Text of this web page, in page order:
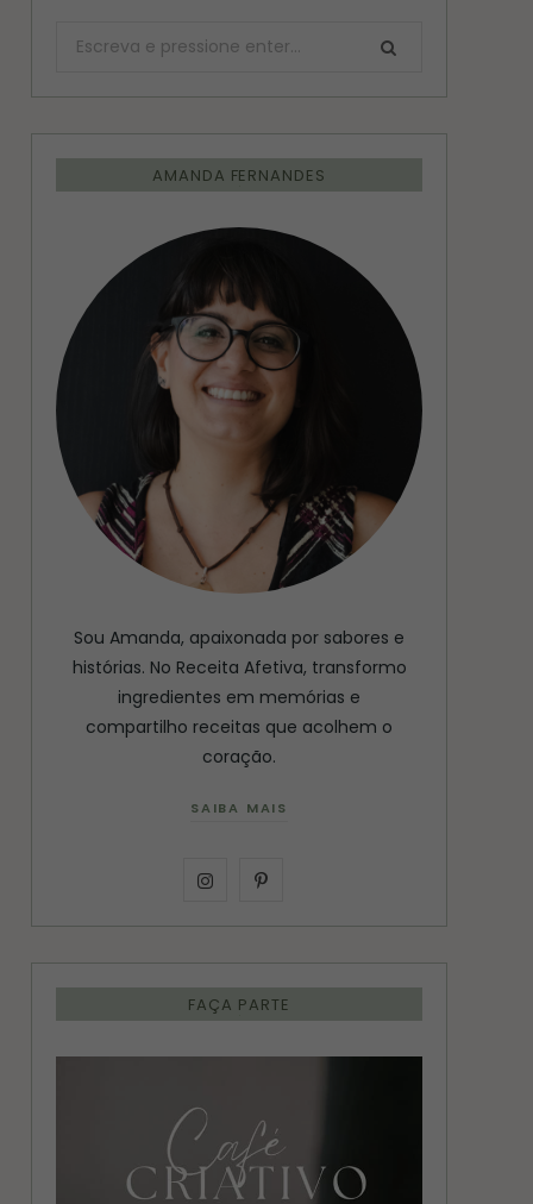
Procurar:
AMANDA FERNANDES
Sou Amanda, apaixonada por sabores e
histórias. No Receita Afetiva, transformo
ingredientes em memórias e
compartilho receitas que acolhem o
coração.
SAIBA MAIS
I
n
s
t
a
a
P
i
n
t
e
e
FAÇA PARTE